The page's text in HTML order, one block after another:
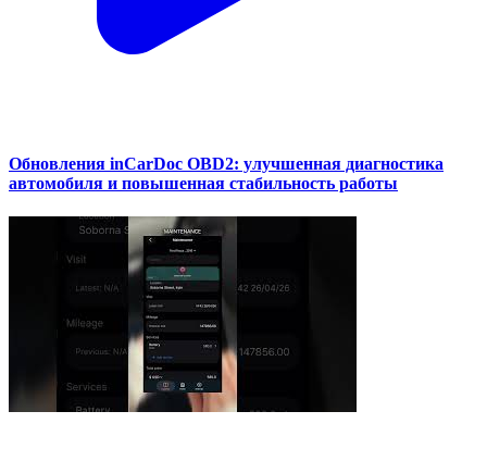
Обновления inCarDoc OBD2: улучшенная диагностика
автомобиля и повышенная стабильность работы